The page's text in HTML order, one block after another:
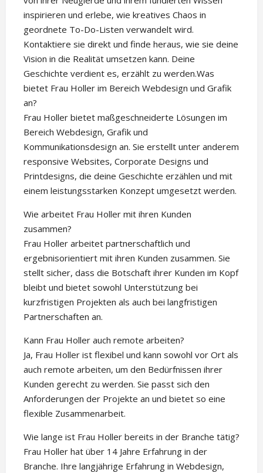
inspirieren und erlebe, wie kreatives Chaos in
geordnete To-Do-Listen verwandelt wird.
Kontaktiere sie direkt und finde heraus, wie sie deine
Vision in die Realität umsetzen kann. Deine
Geschichte verdient es, erzählt zu werden.Was
bietet Frau Holler im Bereich Webdesign und Grafik
an?
Frau Holler bietet maßgeschneiderte Lösungen im
Bereich Webdesign, Grafik und
Kommunikationsdesign an. Sie erstellt unter anderem
responsive Websites, Corporate Designs und
Printdesigns, die deine Geschichte erzählen und mit
einem leistungsstarken Konzept umgesetzt werden.
Wie arbeitet Frau Holler mit ihren Kunden
zusammen?
Frau Holler arbeitet partnerschaftlich und
ergebnisorientiert mit ihren Kunden zusammen. Sie
stellt sicher, dass die Botschaft ihrer Kunden im Kopf
bleibt und bietet sowohl Unterstützung bei
kurzfristigen Projekten als auch bei langfristigen
Partnerschaften an.
Kann Frau Holler auch remote arbeiten?
Ja, Frau Holler ist flexibel und kann sowohl vor Ort als
auch remote arbeiten, um den Bedürfnissen ihrer
Kunden gerecht zu werden. Sie passt sich den
Anforderungen der Projekte an und bietet so eine
flexible Zusammenarbeit.
Wie lange ist Frau Holler bereits in der Branche tätig?
Frau Holler hat über 14 Jahre Erfahrung in der
Branche. Ihre langjährige Erfahrung in Webdesign,